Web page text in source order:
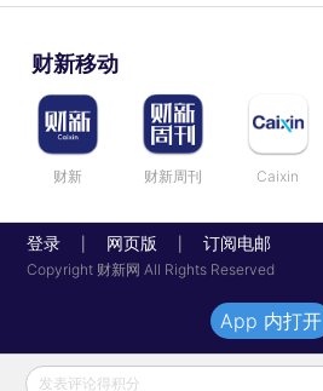
财新移动
财新 财新周刊 Caixin
登录 网页版 订阅电邮
Copyright 财新网 All Rights Reserved
发表评论得积分
App 内打开